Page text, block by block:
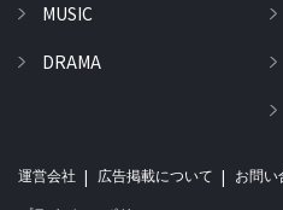
MUSIC
DRAMA
運営会社 広告掲載について お問い